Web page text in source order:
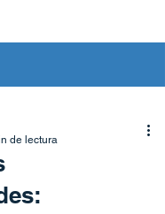
de lectura